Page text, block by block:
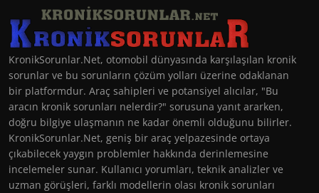
KronikSorunlar.Net, otomobil dünyasında karşılaşılan kronik
sorunlar ve bu sorunların çözüm yolları üzerine odaklanan
bir platformdur. Araç sahipleri ve potansiyel alıcılar, "Bu
aracın kronik sorunları nelerdir?" sorusuna yanıt ararken,
doğru bilgiye ulaşmanın ne kadar önemli olduğunu bilirler.
KronikSorunlar.Net, geniş bir araç yelpazesinde ortaya
çıkabilecek yaygın problemler hakkında derinlemesine
incelemeler sunar. Kullanıcı yorumları, teknik analizler ve
uzman görüşleri, farklı modellerin olası kronik sorunları